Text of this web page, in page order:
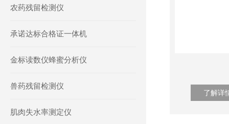
农药残留检测仪
承诺达标合格证一体机
金标读数仪蜂蜜分析仪
兽药残留检测仪
肌肉失水率测定仪
了解详